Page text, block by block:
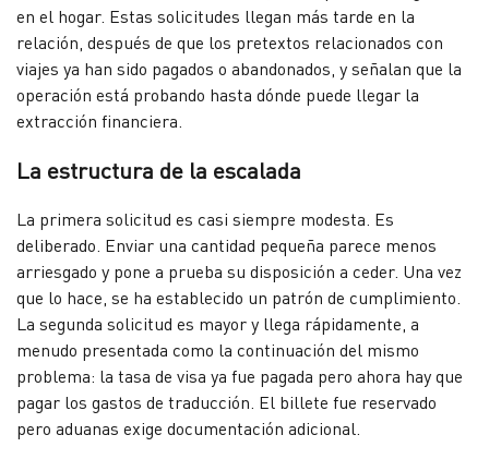
en el hogar. Estas solicitudes llegan más tarde en la
relación, después de que los pretextos relacionados con
viajes ya han sido pagados o abandonados, y señalan que la
operación está probando hasta dónde puede llegar la
extracción financiera.
La estructura de la escalada
La primera solicitud es casi siempre modesta. Es
deliberado. Enviar una cantidad pequeña parece menos
arriesgado y pone a prueba su disposición a ceder. Una vez
que lo hace, se ha establecido un patrón de cumplimiento.
La segunda solicitud es mayor y llega rápidamente, a
menudo presentada como la continuación del mismo
problema: la tasa de visa ya fue pagada pero ahora hay que
pagar los gastos de traducción. El billete fue reservado
pero aduanas exige documentación adicional.